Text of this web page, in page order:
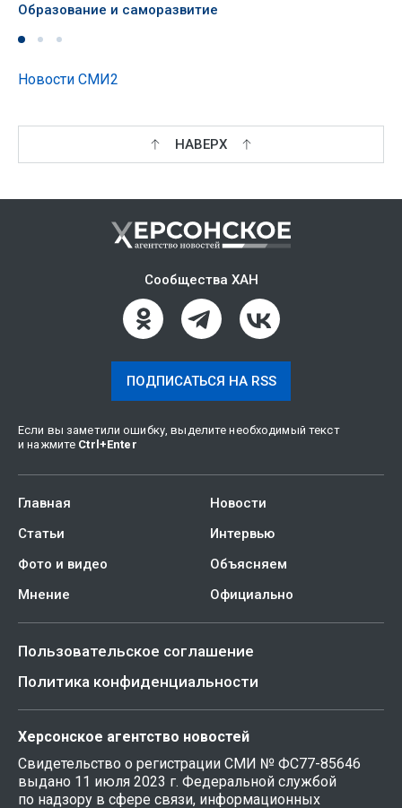
Образование и саморазвитие
Новости СМИ2
НАВЕРХ
Сообщества ХАН
ПОДПИСАТЬСЯ НА RSS
Если вы заметили ошибку, выделите необходимый текст
и нажмите Ctrl +Enter
Главная
Новости
Статьи
Интервью
Фото и видео
Объясняем
Мнение
Официально
Пользовательское соглашение
Политика конфиденциальности
Херсонское агентство новостей
Свидетельство о регистрации СМИ № ФС77-85646
выдано 11 июля 2023 г. Федеральной службой
по надзору в сфере связи, информационных